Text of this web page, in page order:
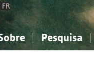
FR
Pesquisa